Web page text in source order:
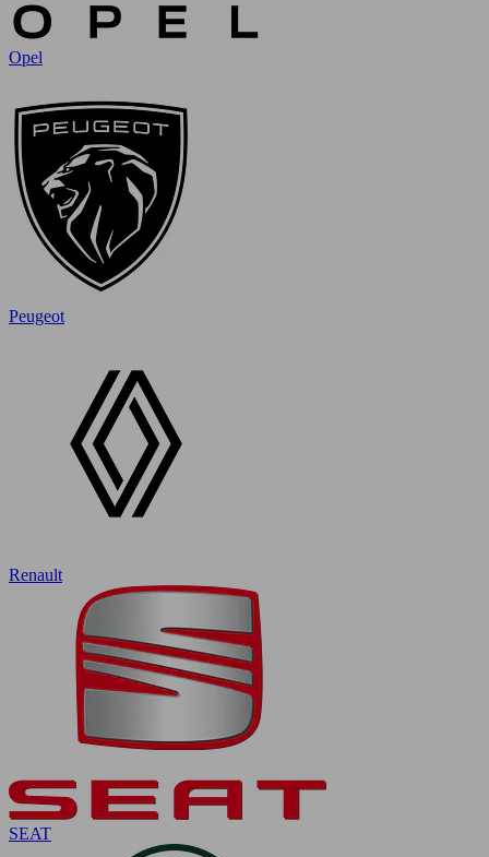
Opel
Peugeot
Renault
SEAT